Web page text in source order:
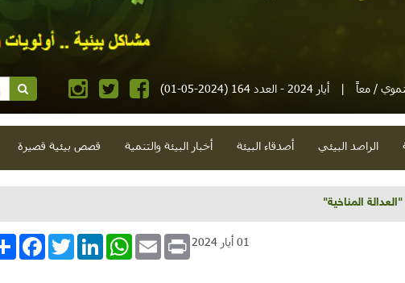
/ معاً | أيار 2024 - العدد 164 (2024-05-01)
الراصد البيئي أصدقاء البيئة أخبار البيئة والتنمية قصص بيئية قصيرة
وإهمال ومبادرة وتخريب وزلزال وتعليم في مهب الريح
انشر
FacebookTwitterLinkedInWhatsApp Email Print 01 أيار 2024